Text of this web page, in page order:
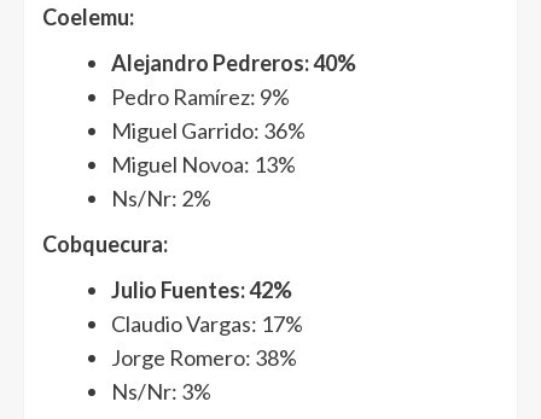
Coelemu:
Alejandro Pedreros: 40%
Pedro Ramírez: 9%
Miguel Garrido: 36%
Miguel Novoa: 13%
Ns/Nr: 2%
Cobquecura:
Julio Fuentes: 42%
Claudio Vargas: 17%
Jorge Romero: 38%
Ns/Nr: 3%